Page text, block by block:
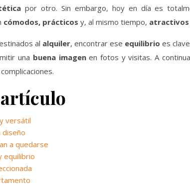
por otro. Sin embargo, hoy en día es
cómodos, prácticos y, al mismo tiempo, atractivos
al alquiler, encontrar ese equilibrio es
una buena imagenen fotos y visitas. A
versátil
diseño
a quedarse
equilibrio